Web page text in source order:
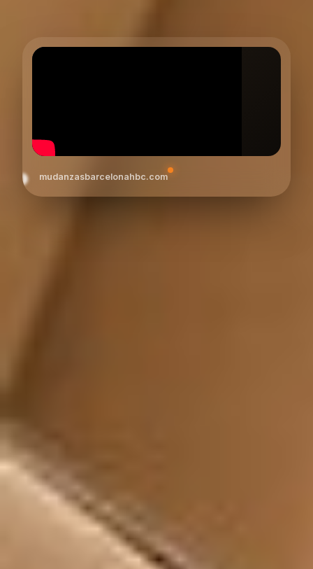
mudanzasbarcelonahbc.com